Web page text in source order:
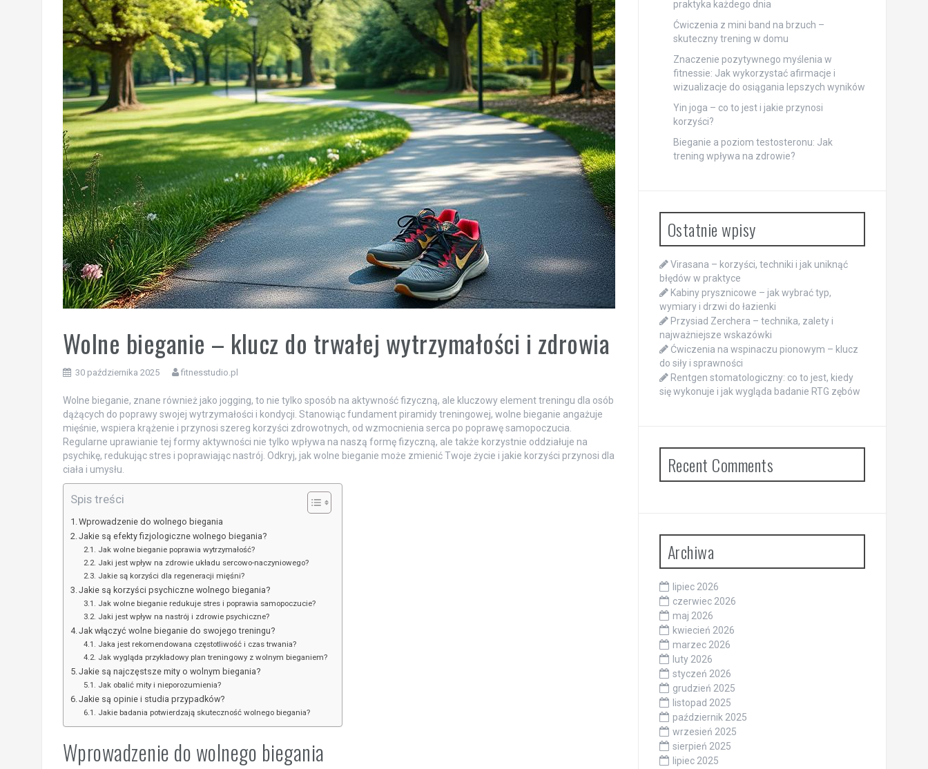
Wolne bieganie – klucz do trwałej wytrzymałości i zdrowia
30 października 2025 fitnesstudio.pl
Wolne bieganie, znane również jako jogging, to nie tylko sposób na aktywność fizyczną, ale kluczowy element treningu dla osób
dążących do poprawy swojej wytrzymałości i kondycji. Stanowiąc fundament piramidy treningowej, wolne bieganie angażuje
mięśnie, wspiera krążenie i przynosi szereg korzyści zdrowotnych, od wzmocnienia serca po poprawę samopoczucia.
Regularne uprawianie tej formy aktywności nie tylko wpływa na naszą formę fizyczną, ale także korzystnie oddziałuje na
psychikę, redukując stres i poprawiając nastrój. Odkryj, jak wolne bieganie może zmienić Twoje życie i jakie korzyści przynosi dla
ciała i umysłu.
Spis treści
Wprowadzenie do wolnego biegania
Jakie są efekty fizjologiczne wolnego biegania?
Jak wolne bieganie poprawia wytrzymałość?
Jaki jest wpływ na zdrowie układu sercowo-naczyniowego?
Jakie są korzyści dla regeneracji mięśni?
Jakie są korzyści psychiczne wolnego biegania?
Jak wolne bieganie redukuje stres i poprawia samopoczucie?
Jaki jest wpływ na nastrój i zdrowie psychiczne?
Jak włączyć wolne bieganie do swojego treningu?
Jaka jest rekomendowana częstotliwość i czas trwania?
Jak wygląda przykładowy plan treningowy z wolnym bieganiem?
Jakie są najczęstsze mity o wolnym biegania?
Jak obalić mity i nieporozumienia?
Jakie są opinie i studia przypadków?
Jakie badania potwierdzają skuteczność wolnego biegania?
Wprowadzenie do wolnego biegania
praktyka każdego dnia
Ćwiczenia z mini band na brzuch –
skuteczny trening w domu
Znaczenie pozytywnego myślenia w
fitnessie: Jak wykorzystać afirmacje i
wizualizacje do osiągania lepszych wyników
Yin joga – co to jest i jakie przynosi
korzyści?
Bieganie a poziom testosteronu: Jak
trening wpływa na zdrowie?
Ostatnie wpisy
Virasana – korzyści, techniki i jak uniknąć
błędów w praktyce
Kabiny prysznicowe – jak wybrać typ,
wymiary i drzwi do łazienki
Przysiad Zerchera – technika, zalety i
najważniejsze wskazówki
Ćwiczenia na wspinaczu pionowym – klucz
do siły i sprawności
Rentgen stomatologiczny: co to jest, kiedy
się wykonuje i jak wygląda badanie RTG zębów
Recent Comments
Archiwa
lipiec 2026
czerwiec 2026
maj 2026
kwiecień 2026
marzec 2026
luty 2026
styczeń 2026
grudzień 2025
listopad 2025
październik 2025
wrzesień 2025
sierpień 2025
lipiec 2025